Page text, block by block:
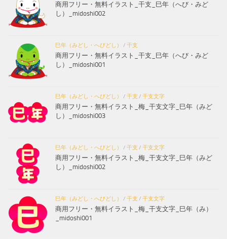
商用フリー・無料イラスト_干支_巳年（へび・みど
し）_midoshi002
巳年（みどし・へびどし） / 干支
商用フリー・無料イラスト_干支_巳年（へび・みど
し）_midoshi001
巳年（みどし・へびどし） / 干支 / 干支文字
商用フリー・無料イラスト_梅_干支文字_巳年（みど
し）_midoshi003
巳年（みどし・へびどし） / 干支 / 干支文字
商用フリー・無料イラスト_梅_干支文字_巳年（みど
し）_midoshi002
巳年（みどし・へびどし） / 干支 / 干支文字
商用フリー・無料イラスト_梅_干支文字_巳年（み）
_midoshi001